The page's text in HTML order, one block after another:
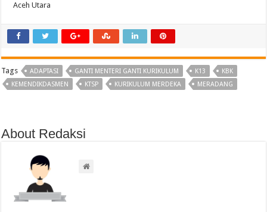
Aceh Utara
Tags ADAPTASI GANTI MENTERI GANTI KURIKULUM K13
KBK
KEMENDIKDASMEN
KTSP KURIKULUM MERDEKA MERADANG
About Redaksi